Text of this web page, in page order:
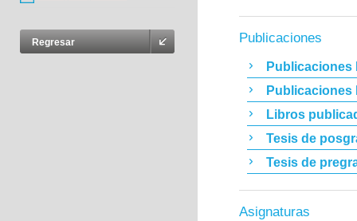
Regresar Publicaciones
Publicaciones
Publicaciones
Libros
Tesis de
Tesis de
Asignaturas